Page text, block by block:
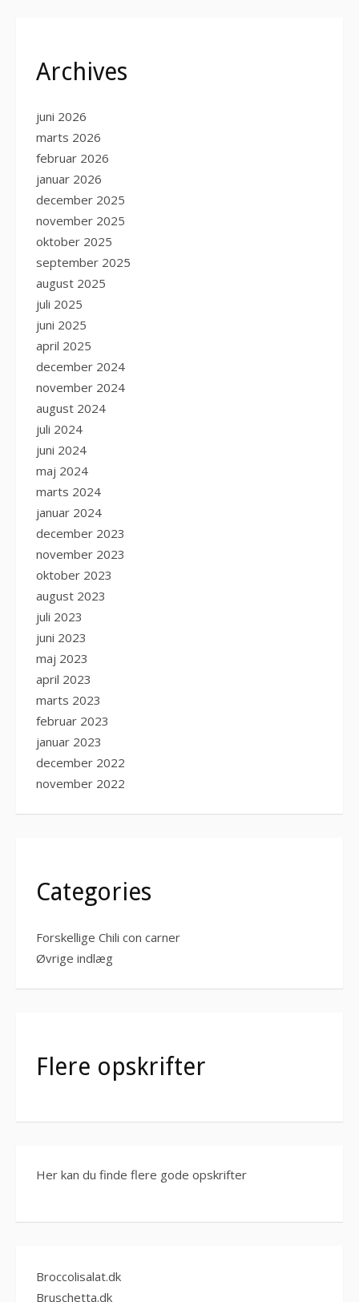
Archives
juni 2026
marts 2026
februar 2026
januar 2026
december 2025
november 2025
oktober 2025
september 2025
august 2025
juli 2025
juni 2025
april 2025
december 2024
november 2024
august 2024
juli 2024
juni 2024
maj 2024
marts 2024
januar 2024
december 2023
november 2023
oktober 2023
august 2023
juli 2023
juni 2023
maj 2023
april 2023
marts 2023
februar 2023
januar 2023
december 2022
november 2022
Categories
Forskellige Chili con carner
Øvrige indlæg
Flere opskrifter
Her kan du finde flere gode opskrifter
Broccolisalat.dk
Bruschetta.dk